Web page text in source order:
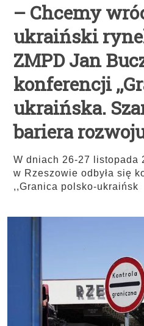
– Chcemy
ukraiński
ZMPD Jan
konferencji
ukraińska.
bariera
W dniach 26-27 listopada
w Rzeszowie odbyła się
,,Granica polsko-ukraińsk